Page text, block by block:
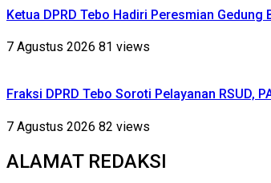
Ketua DPRD Tebo Hadiri Peresmian
7 Agustus 2026 81 views
Fraksi DPRD Tebo Soroti Pelayanan RSUD,
7 Agustus 2026 82 views
ALAMAT REDAKSI